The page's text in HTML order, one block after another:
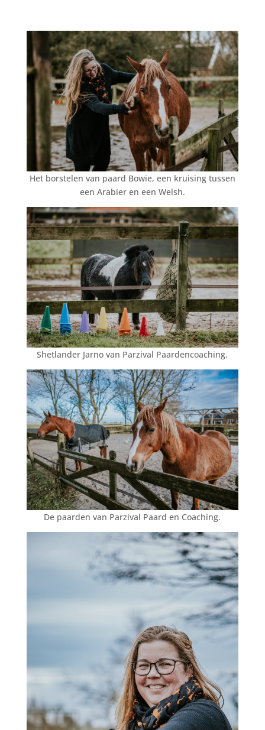
Het borstelen van paard Bowie, een kruising tussen
een Arabier en een Welsh.
Shetlander Jarno van Parzival Paardencoaching.
De paarden van Parzival Paard en Coaching.